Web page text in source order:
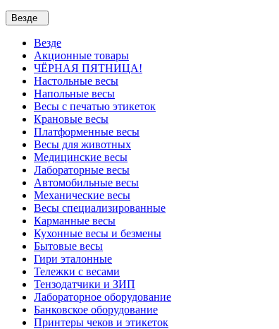
Везде
Везде
Акционные товары
ЧЁРНАЯ ПЯТНИЦА!
Настольные весы
Напольные весы
Весы с печатью этикеток
Крановые весы
Платформенные весы
Весы для животных
Медицинские весы
Лабораторные весы
Автомобильные весы
Механические весы
Весы специализированные
Карманные весы
Кухонные весы и безмены
Бытовые весы
Гири эталонные
Тележки с весами
Тензодатчики и ЗИП
Лабораторное оборудование
Банковское оборудование
Принтеры чеков и этикеток